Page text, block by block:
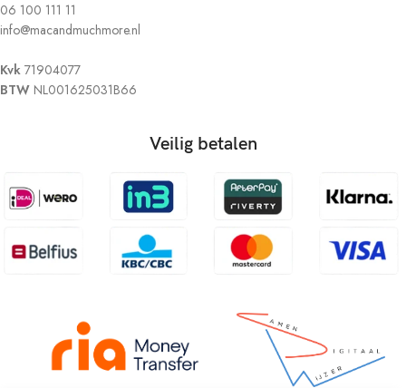
06 100 111 11
info@macandmuchmore.nl
Kvk 71904077
BTW NL001625031B66
Veilig betalen